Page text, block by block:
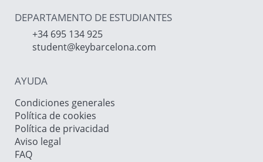
DEPARTAMENTO DE ESTUDIANTES
+34 695 134 925
student@keybarcelona.com
AYUDA
Condiciones generales
Política de cookies
Política de privacidad
Aviso legal
FAQ